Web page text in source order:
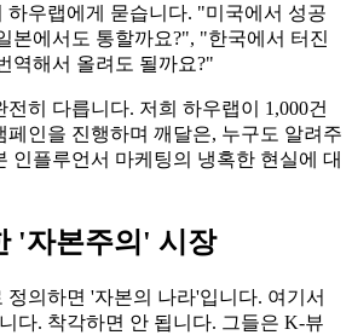
하우랩에게 묻습니다. "미국에서 성공
본에서도 통할까요?", "한국에서 터진
역해서 올려도 될까요?"
히 다릅니다. 저희 하우랩이 1,000건
페인을 진행하며 깨달은, 누구도 알려주
인플루언서 마케팅의 냉혹한 현실에 대
'자본주의' 시장
정의하면 '자본의 나라'입니다. 여기서
다. 착각하면 안 됩니다. 그들은 K-뷰